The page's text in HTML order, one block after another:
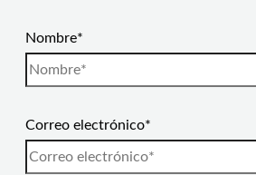
Nombre*
Correo electrónico*